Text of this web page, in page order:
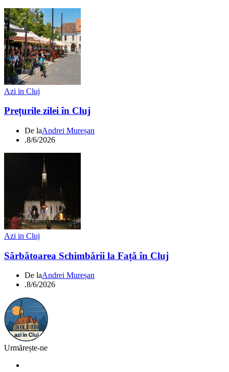
Azi in Cluj
Prețurile zilei în Cluj
De laAndrei Mureșan
.8/6/2026
Azi in Cluj
Sărbătoarea Schimbării la Față în Cluj
De laAndrei Mureșan
.8/6/2026
Urmărește-ne